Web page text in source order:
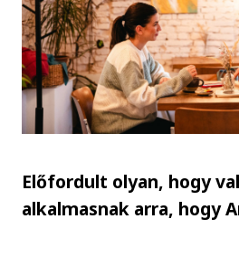
Előfordult olyan, hogy
alkalmasnak arra, hogy